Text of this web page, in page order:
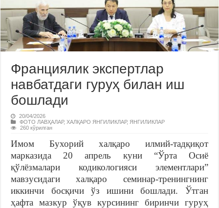
Франциялик экспертлар
навбатдаги гуруҳ билан иш
бошлади
20/04/2026
ФОТО ЛАВҲАЛАР,ХАЛҚАРО ЯНГИЛИКЛАР, ЯНГИЛИКЛАР
260 кўрилган
Имом Бухорий халқаро илмий-тадқиқот
марказида 20 апрель куни “Ўрта Осиё
қўлёзмалари кодикологияси элементлари”
мавзусидаги халқаро семинар-тренингнинг
иккинчи босқичи ўз ишини бошлади. Ўтган
ҳафта мазкур ўқув курсининг биринчи гуруҳ